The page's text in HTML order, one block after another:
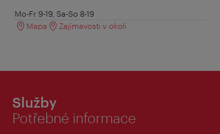
Mo-Fr 9-19, Sa-So 8-19
Mapa
Zajímavosti v okolí
Služby
Potřebné informace